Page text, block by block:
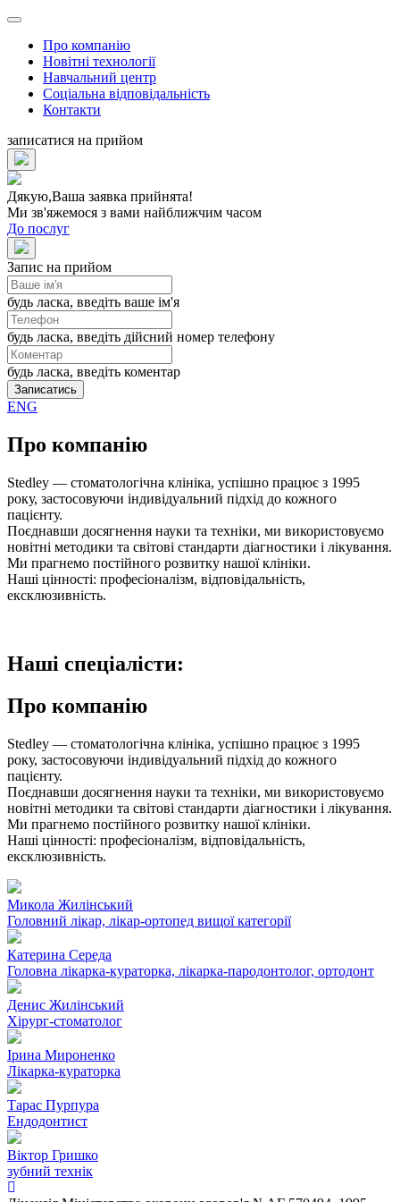
Про компанiю
Новітні технології
Навчальний центр
Соцiальна вiдповiдальність
Контакти
записатися на прийом
Дякую,Ваша заявка прийнята!
Ми зв'яжемося з вами найближчим часом
До послуг
Запис на прийом
будь ласка, введіть ваше ім'я
будь ласка, введіть дійсний номер телефону
будь ласка, введіть коментар
Записатись
ENG
Про компанiю
Stedley — стоматологічна клініка, успішно працює з 1995
року, застосовуючи індивідуальний підхід до кожного
пацієнту.
Поєднавши досягнення науки та техніки, ми використовуємо
новітні методики та світові стандарти діагностики і лікування.
Ми прагнемо постійного розвитку нашої клініки.
Наші цінності: професіоналізм, відповідальність,
ексклюзивність.
Нашi спецiалiсти:
Про компанiю
Stedley — стоматологічна клініка, успішно працює з 1995
року, застосовуючи індивідуальний підхід до кожного
пацієнту.
Поєднавши досягнення науки та техніки, ми використовуємо
новітні методики та світові стандарти діагностики і лікування.
Ми прагнемо постійного розвитку нашої клініки.
Наші цінності: професіоналізм, відповідальність,
ексклюзивність.
Микола Жилінський
Головний лікар, лікар-ортопед вищої категорії
Катерина Середа
Головна лікарка-кураторка, лікарка-пародонтолог, ортодонт
Денис Жилінський
Хірург-стоматолог
Ірина Мироненко
Лікарка-кураторка
Тарас Пурпура
Ендодонтист
Віктор Гришко
зубний технік